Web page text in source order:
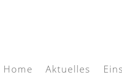
Home Aktuelles